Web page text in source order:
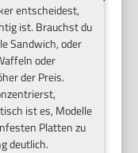
entscheidest,
ist. Brauchst du
Sandwich, oder
oder
der Preis.
ist es, Modelle
Platten zu
deutlich.